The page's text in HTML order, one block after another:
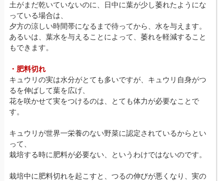
土がまだ乾いていないのに、日中に葉が少し萎れたようにな
っている場合は、
夕方の涼しい時間帯になるまで待ってから、水を与えます。
あるいは、葉水を与えることによって、萎れを軽減すること
もできます。
・肥料切れ
キュウリの実は水分がとても多いですが、キュウリ自身がつ
るを伸ばして葉を広げ、
花を咲かせて実をつけるのは、とても体力が必要なことで
す。
キュウリが世界一栄養のない野菜に認定されているからとい
って、
栽培する時に肥料が必要ない、というわけではないのです。
栽培中に肥料切れを起こすと、つるの伸びが悪くなり、実の